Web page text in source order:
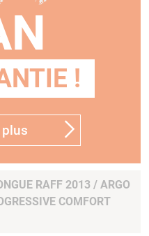
!
RAFF 2013 / ARGO
COMFORT